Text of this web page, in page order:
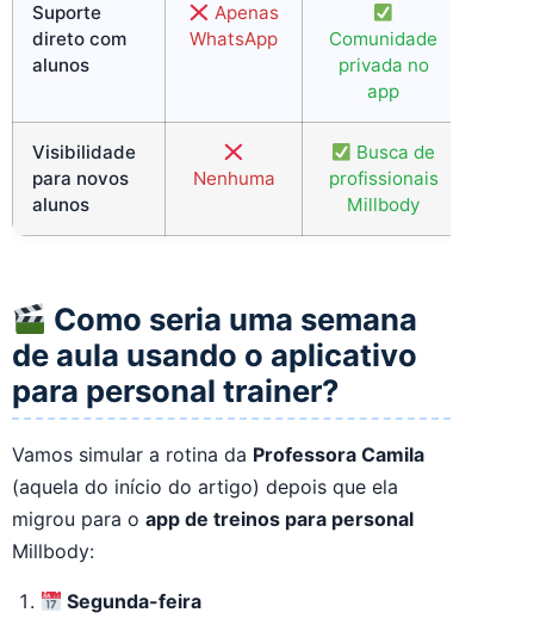
Suporte
direto com
alunos
Apenas
WhatsApp
Comunidade
privada no
app
Visibilidade
para novos
alunos
Nenhuma
Busca de
profissionais
Millbody
Como seria uma semana
de aula usando o aplicativo
para personal trainer?
Vamos simular a rotina da Professora Camila
(aquela do início do artigo) depois que ela
migrou para o app de treinos para personal
Millbody:
Segunda-feira